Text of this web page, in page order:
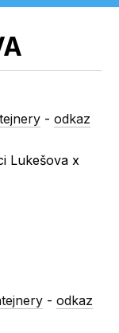
-odkaz
Lukešova x
-odkaz